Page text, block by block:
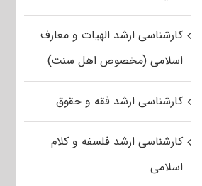
کارشناسی ارشد الهیات و معارف
اسلامی (مخصوص اهل سنت)
کارشناسی ارشد فقه و حقوق
کارشناسی ارشد فلسفه و کلام
اسلامی